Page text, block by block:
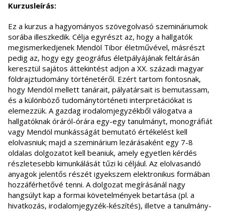
Kurzusleírás:
Ez a kurzus a hagyományos szövegolvasó szemináriumok
sorába illeszkedik. Célja egyrészt az, hogy a hallgatók
megismerkedjenek Mendöl Tibor életművével, másrészt
pedig az, hogy egy geográfus életpályájának feltárásán
keresztül sajátos áttekintést adjon a XX. századi magyar
földrajztudomány történetéről. Ezért tartom fontosnak,
hogy Mendöl mellett tanárait, pályatársait is bemutassam,
és a különböző tudománytörténeti interpretációkat is
elemezzük. A gazdag irodalomjegyzékből válogatva a
hallgatóknak óráról-órára egy-egy tanulmányt, monográfiát
vagy Mendöl munkásságát bemutató értékelést kell
elolvasniuk; majd a szeminárium lezárásaként egy 7-8
oldalas dolgozatot kell beaniuk, amely egyetlen kérdés
részletesebb kimunkálását tűzi ki céljául. Az elolvasandó
anyagok jelentős részét igyekszem elektronikus formában
hozzáférhetővé tenni. A dolgozat megírásánál nagy
hangsúlyt kap a formai követelmények betartása (pl. a
hivatkozás, irodalomjegyzék-készítés), illetve a tanulmány-